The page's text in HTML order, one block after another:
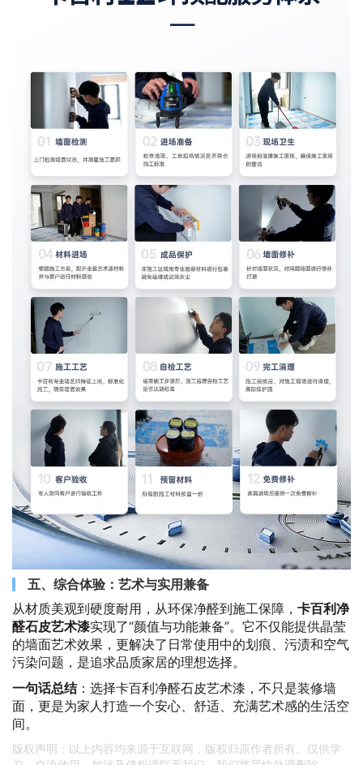
五、综合体验：艺术与实用兼备
从材质美观到硬度耐用，从环保净醛到施工保障， 卡百利净
醛石皮艺术漆实现了“颜值与功能兼备”。它不仅能提供晶莹
的墙面艺术效果，更解决了日常使用中的划痕、污渍和空气
污染问题，是追求品质家居的理想选择。
一句话总结：选择卡百利净醛石皮艺术漆，不只是装修墙
面，更是为家人打造一个安心、舒适、充满艺术感的生活空
间。
版权声明：以上内容均来源于互联网，版权归原作者所有。仅供学